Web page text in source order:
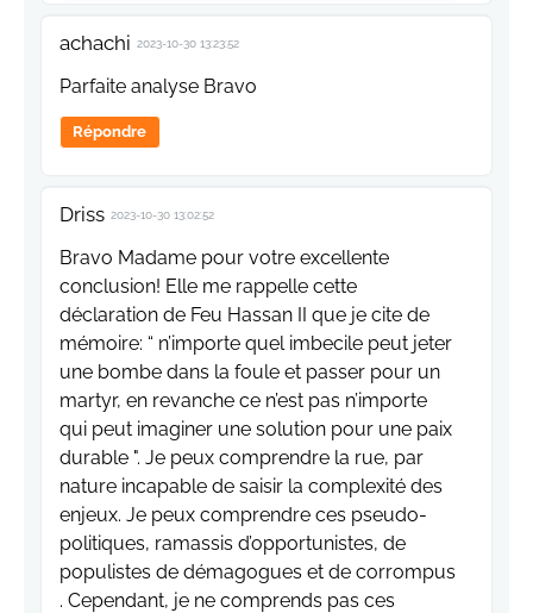
achachi 2023-10-30 13:23:52
Parfaite analyse Bravo
Répondre
Driss 2023-10-30 13:02:52
Bravo Madame pour votre excellente
conclusion! Elle me rappelle cette
déclaration de Feu Hassan II que je cite de
mémoire: “ n’importe quel imbecile peut jeter
une bombe dans la foule et passer pour un
martyr, en revanche ce n’est pas n’importe
qui peut imaginer une solution pour une paix
durable ". Je peux comprendre la rue, par
nature incapable de saisir la complexité des
enjeux. Je peux comprendre ces pseudo-
politiques, ramassis d’opportunistes, de
populistes de démagogues et de corrompus
. Cependant, je ne comprends pas ces